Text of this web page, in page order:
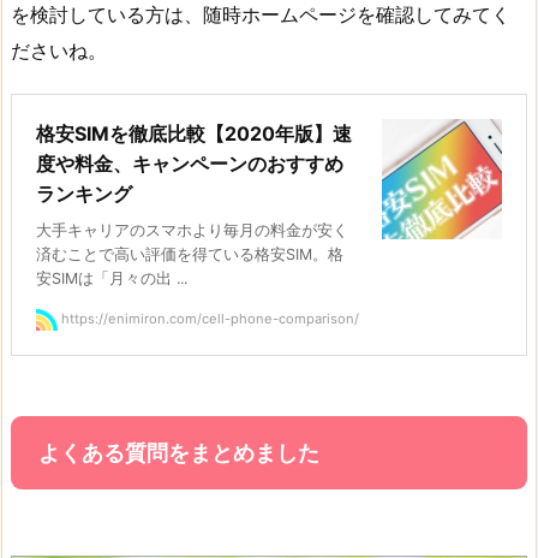
を検討している方は、随時ホームページを確認してみてく
ださいね。
格安SIMを徹底比較【2020年版】速
度や料金、キャンペーンのおすすめ
ランキング
大手キャリアのスマホより毎月の料金が安く
済むことで高い評価を得ている格安SIM。格
安SIMは「月々の出 ...
https://enimiron.com/cell-phone-comparison/
よくある質問をまとめました